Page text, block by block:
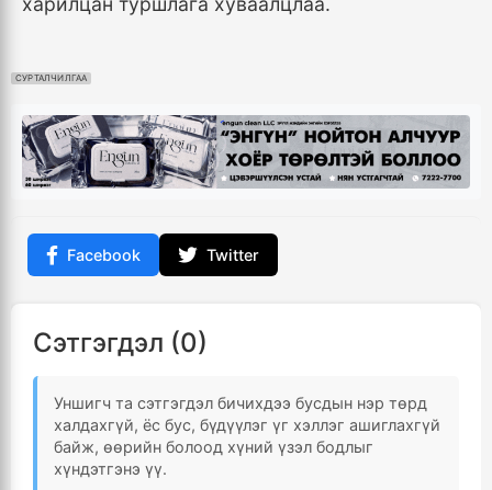
СУРТАЛЧИЛГАА
Facebook Twitter
Сэтгэгдэл (0)
Уншигч та сэтгэгдэл бичихдээ бусдын нэр төрд
халдахгүй, ёс бус, бүдүүлэг үг хэллэг ашиглахгүй
байж, өөрийн болоод хүний үзэл бодлыг
хүндэтгэнэ үү.